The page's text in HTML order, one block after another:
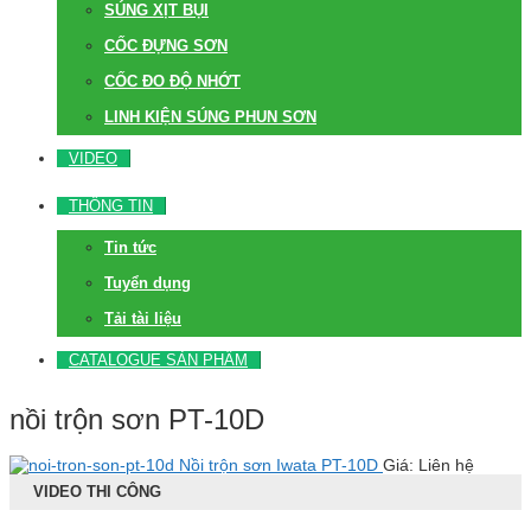
SÚNG XỊT BỤI
CỐC ĐỰNG SƠN
CỐC ĐO ĐỘ NHỚT
LINH KIỆN SÚNG PHUN SƠN
VIDEO
THÔNG TIN
Tin tức
Tuyển dụng
Tải tài liệu
CATALOGUE SẢN PHẨM
nồi trộn sơn PT-10D
Nồi trộn sơn Iwata PT-10D Giá: Liên hệ
VIDEO THI CÔNG